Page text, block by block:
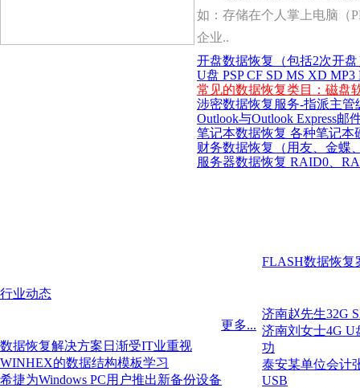
如：存储在个人掌上电脑（
企业..
开盘数据恢复（包括2次开
U盘 PSP CF SD MS XD
常见的数据恢复类目：磁盘
涉密数据恢复服务-指派主管
Outlook与Outlook Express邮
笔记本数据恢复 各种笔记本
财务数据恢复（用友、金蝶
服务器数据恢复 RAID0、
行业动态
更多...
数据恢复解决方案日渐受IT业重视
WINHEX的数据结构模板学习
希捷为Windows PC用户推出新备份设备
FLASH数据恢复
济南赵先生32G
济南刘女士4G U
功
泰安某单位会计
USB